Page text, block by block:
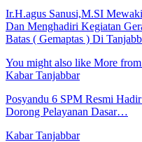
Ir.H.agus Sanusi,M.SI
Dan Menghadiri Kegiatan
Batas ( Gemaptas ) Di
You might also like More
Kabar Tanjabbar
Posyandu 6 SPM Resmi
Dorong Pelayanan Dasar…
Kabar Tanjabbar